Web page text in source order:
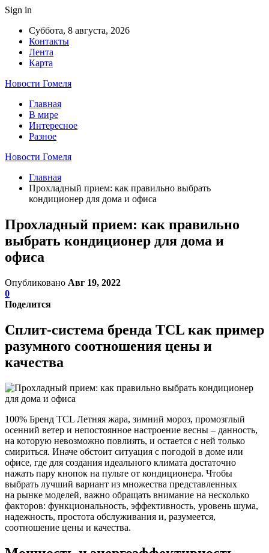
Sign in
Суббота, 8 августа, 2026
Контакты
Лента
Карта
Новости Гомеля
Главная
В мире
Интересное
Разное
Новости Гомеля
Главная
Прохладный прием: как правильно выбрать
кондиционер для дома и офиса
Прохладный прием: как правильно
выбрать кондиционер для дома и
офиса
Опубликовано Авг 19, 2022
0
Поделится
Сплит-система бренда TCL как пример
разумного соотношения цены и
качества
100% Бренд TCL Летняя жара, зимний мороз, промозглый
осенний ветер и непостоянное настроение весны – данность,
на которую невозможно повлиять, и остается с ней только
смириться. Иначе обстоит ситуация с погодой в доме или
офисе, где для создания идеального климата достаточно
нажать пару кнопок на пульте от кондиционера. Чтобы
выбрать лучший вариант из множества представленных
на рынке моделей, важно обращать внимание на несколько
факторов: функциональность, эффективность, уровень шума,
надежность, простота обслуживания и, разумеется,
соотношение цены и качества.